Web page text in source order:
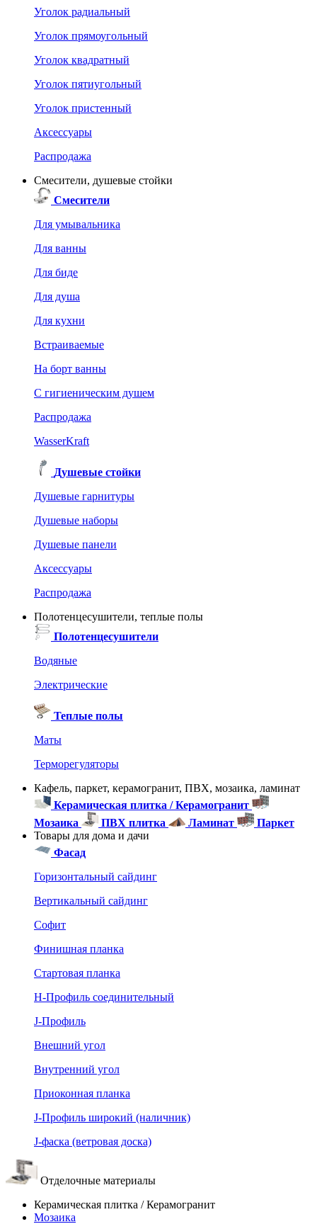
Уголок радиальный
Уголок прямоугольный
Уголок квадратный
Уголок пятиугольный
Уголок пристенный
Аксессуары
Распродажа
Смесители, душевые стойки
Смесители
Для умывальника
Для ванны
Для биде
Для душа
Для кухни
Встраиваемые
На борт ванны
C гигиеническим душем
Распродажа
WasserKraft
Душевые стойки
Душевые гарнитуры
Душевые наборы
Душевые панели
Аксессуары
Распродажа
Полотенцесушители, теплые полы
Полотенцесушители
Водяные
Электрические
Теплые полы
Маты
Терморегуляторы
Кафель, паркет, керамогранит, ПВХ, мозаика, ламинат
Керамическая плитка / Керамогранит
Мозаика
ПВХ плитка Ламинат
Паркет
Товары для дома и дачи
Фасад
Горизонтальный сайдинг
Вертикальный сайдинг
Софит
Финишная планка
Стартовая планка
Н-Профиль соединительный
J-Профиль
Внешний угол
Внутренний угол
Приоконная планка
J-Профиль широкий (наличник)
J-фаска (ветровая доска)
Отделочные материалы
Керамическая плитка / Керамогранит
Мозаика